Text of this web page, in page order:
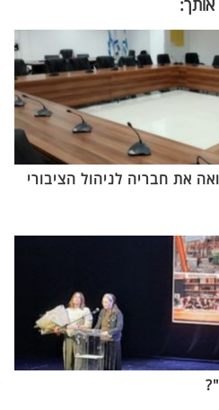
את חבריה לניהול הציבורי